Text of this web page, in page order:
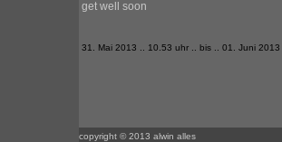
get well soon
31. Mai 2013 .. 10.53 uhr .. bis .. 01. Juni
copyright © 2013 alwin alles